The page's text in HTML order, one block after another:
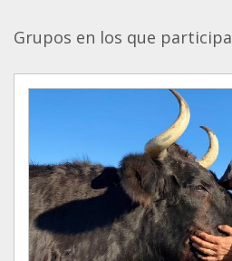
Grupos en los que participa